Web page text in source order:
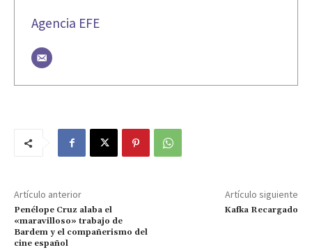
Agencia EFE
Artículo anterior
Penélope Cruz alaba el
«maravilloso» trabajo de
Bardem y el compañerismo del
cine español
Artículo siguiente
Kafka Recargado